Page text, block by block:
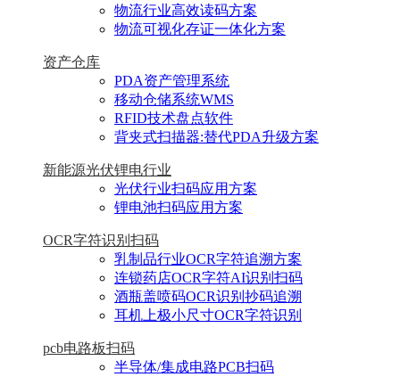
物流行业高效读码方案
物流可视化存证一体化方案
资产仓库
PDA资产管理系统
移动仓储系统WMS
RFID技术盘点软件
背夹式扫描器:替代PDA升级方案
新能源光伏锂电行业
光伏行业扫码应用方案
锂电池扫码应用方案
OCR字符识别扫码
乳制品行业OCR字符追溯方案
连锁药店OCR字符AI识别扫码
酒瓶盖喷码OCR识别抄码追溯
耳机上极小尺寸OCR字符识别
pcb电路板扫码
半导体/集成电路PCB扫码